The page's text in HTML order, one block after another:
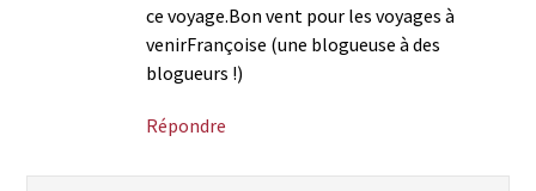
ce voyage.Bon vent pour les voyages à
venirFrançoise (une blogueuse à des
blogueurs !)
Répondre